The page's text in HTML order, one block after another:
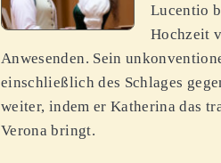
Lucentio
Hochzeit
Anwesenden. Sein
einschließlich des Schlages
weiter, indem er Katherina das
Verona bringt.